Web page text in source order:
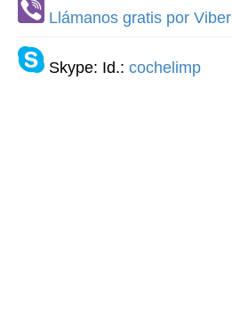
Llámanos gratis por Viber
Skype: Id.: cochelimp